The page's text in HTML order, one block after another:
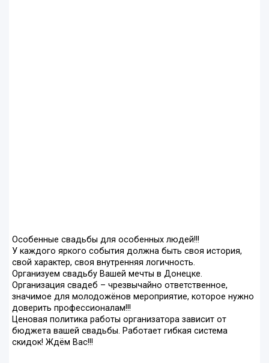
Особенные свадьбы для особенных людей!!!
У каждого яркого события должна быть своя история,
свой характер, своя внутренняя логичность.
Организуем свадьбу Вашей мечты в Донецке.
Организация свадеб – чрезвычайно ответственное,
значимое для молодожёнов мероприятие, которое нужно
доверить профессионалам!!!
Ценовая политика работы организатора зависит от
бюджета вашей свадьбы. Работает гибкая система
скидок! Ждём Вас!!!